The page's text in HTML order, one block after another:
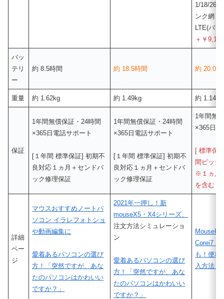
1/18/26/
ンク網
LTE(バン
＋￥9,130
バッ
テリ
ー
約 8.5時間 約 18.5時間 約 20.0時
重量 約 1.62kg 約 1.49kg 約 1.14kg
保証
1年間無償保証・24時間
×365日電話サポート
[１年間 標準保証] 初期不
良対応１ヵ月＋センドバ
ック修理保証
1年間無償保証・24時間
×365日電話サポート
[１年間 標準保証] 初期不
良対応１ヵ月＋センドバ
ック修理保証
1年間無
×365日
[ 標準保
間ピック
※１ヵ月
を含む＋
詳細
ペー
ジ
マウスおすすめノートパ
ソコン イラレフォトショ
や動画編集に
愛着あるパソコンの選び
方！「突然ですが、あな
たのパソコンはかわいい
ですか？」
2021年一押し！新
mouseX5・X4シリーズ、
注文方法シミュレーショ
ン
愛着あるパソコンの選び
方！「突然ですが、あな
たのパソコンはかわいい
ですか？」
Corei7・
も！便利
入方法！